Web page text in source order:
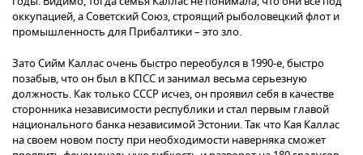
оккупацией, а Советский Союз, строящий рыболовецкий флот и
промышленность для Прибалтики – это зло.
Зато Сийм Каллас очень быстро переобулся в 1990-е, быстро
позабыв, что он был в КПСС и занимал весьма серьезную
должность. Как только СССР исчез, он проявил себя в качестве
сторонника независимости республики и стал первым главой
национального банка независимой Эстонии. Так что Кая Каллас
на своем новом посту при необходимости наверняка сможет